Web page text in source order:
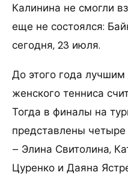
Калинина не смогли
еще не состоялся:
сегодня, 23 июля.
До этого года лучшим
женского тенниса
Тогда в финалы на
представлены четыре
– Элина Свитолина,
Цуренко и Даяна